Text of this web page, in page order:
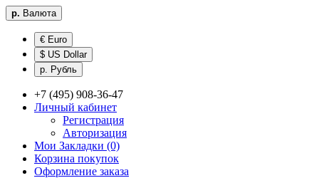
р. Валюта
€ Euro
$ US Dollar
р. Рубль
+7 (495) 908-36-47
Личный кабинет
Регистрация
Авторизация
Мои Закладки (0)
Корзина покупок
Оформление заказа